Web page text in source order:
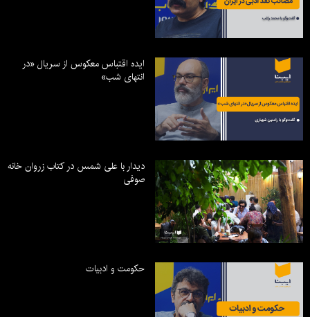
ایده اقتباس معکوس از سریال «در
انتهای شب»
دیدار با علی شمس در کتاب زروان خانه
صوفی
حکومت و ادبیات